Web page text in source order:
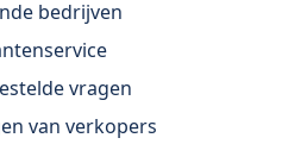
bedrijven
vragen
van verkopers